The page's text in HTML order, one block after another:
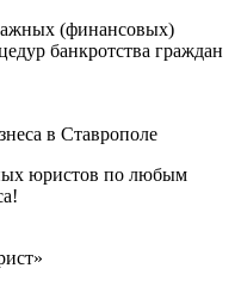
(финансовых)
банкротства граждан
в Ставрополе
юристов по любым